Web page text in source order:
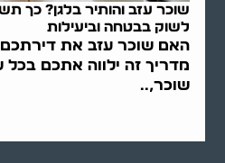
שוכר עזב והותיר בלגן? כך
לשוק בבטחה וביעילות
האם שוכר עזב את דירתכם
מדריך זה ילווה אתכם בכל
שוכר,..